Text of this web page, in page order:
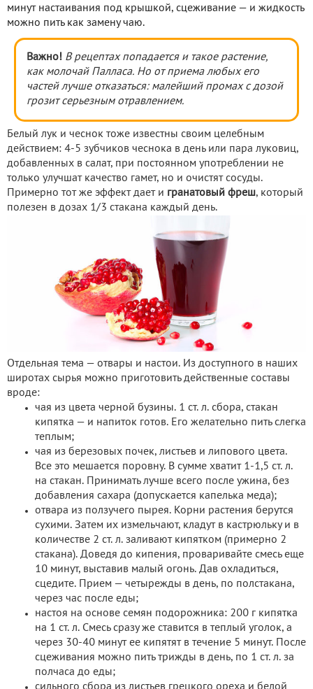
минут настаивания под крышкой, сцеживание — и жидкость
можно пить как замену чаю.
Важно! В рецептах попадается и такое растение,
как молочай Палласа. Но от приема любых его
частей лучше отказаться: малейший промах с дозой
грозит серьезным отравлением.
Белый лук и чеснок тоже известны своим целебным
действием: 4-5 зубчиков чеснока в день или пара луковиц,
добавленных в салат, при постоянном употреблении не
только улучшат качество гамет, но и очистят сосуды.
Примерно тот же эффект дает и гранатовый фреш, который
полезен в дозах 1/3 стакана каждый день.
Отдельная тема — отвары и настои. Из доступного в наших
широтах сырья можно приготовить действенные составы
вроде:
чая из цвета черной бузины. 1 ст. л. сбора, стакан
кипятка — и напиток готов. Его желательно пить слегка
теплым;
чая из березовых почек, листьев и липового цвета.
Все это мешается поровну. В сумме хватит 1-1,5 ст. л.
на стакан. Принимать лучше всего после ужина, без
добавления сахара (допускается капелька меда);
отвара из ползучего пырея. Корни растения берутся
сухими. Затем их измельчают, кладут в кастрюльку и в
количестве 2 ст. л. заливают кипятком (примерно 2
стакана). Доведя до кипения, проваривайте смесь еще
10 минут, выставив малый огонь. Дав охладиться,
сцедите. Прием — четырежды в день, по полстакана,
через час после еды;
настоя на основе семян подорожника: 200 г кипятка
на 1 ст. л. Смесь сразу же ставится в теплый уголок, а
через 30-40 минут ее кипятят в течение 5 минут. После
сцеживания можно пить трижды в день, по 1 ст. л. за
полчаса до еды;